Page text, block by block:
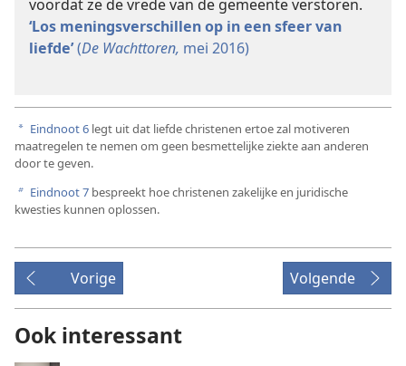
voordat ze de vrede van de gemeente verstoren.
‘Los meningsverschillen op in een sfeer van
liefde’(De Wachttoren, mei 2016)
a Eindnoot 6 legt uit dat liefde christenen ertoe zal motiveren
maatregelen te nemen om geen besmettelijke ziekte aan anderen
door te geven.
b Eindnoot 7 bespreekt hoe christenen zakelijke en juridische
kwesties kunnen oplossen.
Vorige Volgende
Ook interessant